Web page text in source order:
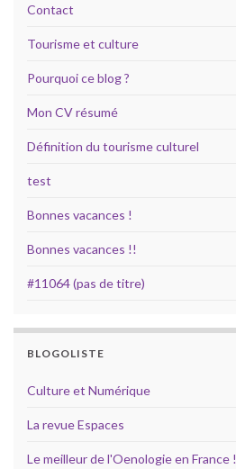
Contact
Tourisme et culture
Pourquoi ce blog ?
Mon CV résumé
Définition du tourisme culturel
test
Bonnes vacances !
Bonnes vacances !!
#11064 (pas de titre)
BLOGOLISTE
Culture et Numérique
La revue Espaces
Le meilleur de l'Oenologie en France !